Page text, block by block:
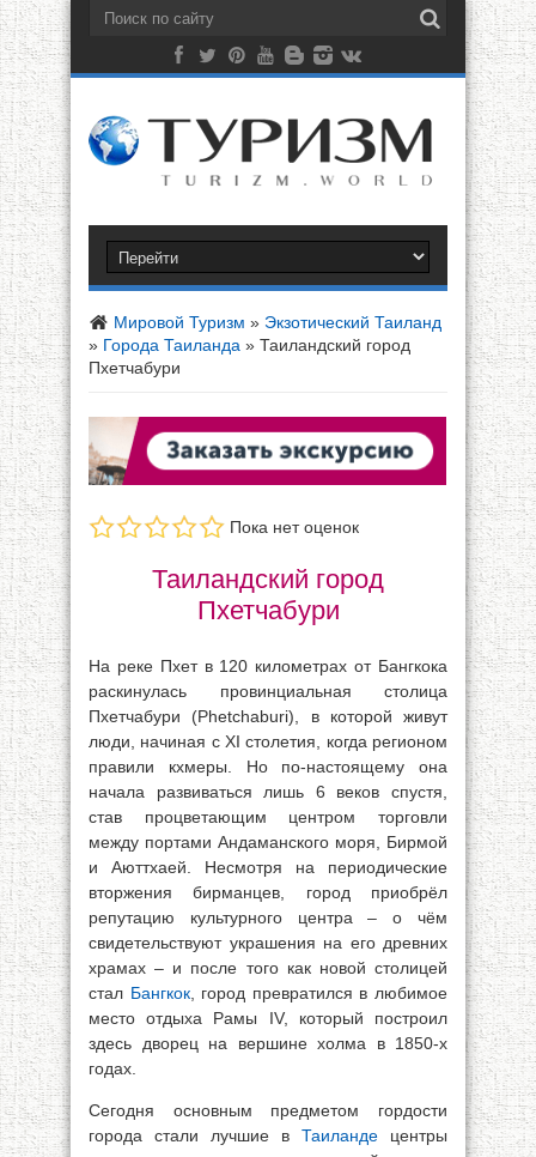
Мировой Туризм » Экзотический Таиланд
» Города Таиланда » Таиландский город
Пхетчабури
Пока нет оценок
Таиландский город
Пхетчабури
На реке Пхет в 120 километрах от Бангкока
раскинулась провинциальная столица
Пхетчабури (Phetchaburi), в которой живут
люди, начиная с XI столетия, когда регионом
правили кхмеры. Но по-настоящему она
начала развиваться лишь 6 веков спустя,
став процветающим центром торговли
между портами Андаманского моря, Бирмой
и Аюттхаей. Несмотря на периодические
вторжения бирманцев, город приобрёл
репутацию культурного центра – о чём
свидетельствуют украшения на его древних
храмах – и после того как новой столицей
стал Бангкок, город превратился в любимое
место отдыха Рамы IV, который построил
здесь дворец на вершине холма в 1850-х
годах.
Сегодня основным предметом гордости
города стали лучшие в Таиланде центры